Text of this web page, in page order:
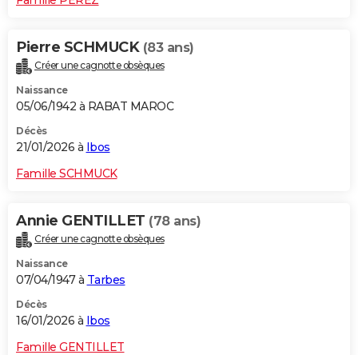
Pierre SCHMUCK (83 ans)
Créer une cagnotte obsèques
Naissance
05/06/1942 à RABAT MAROC
Décès
21/01/2026 à Ibos
Famille SCHMUCK
Annie GENTILLET (78 ans)
Créer une cagnotte obsèques
Naissance
07/04/1947 à Tarbes
Décès
16/01/2026 à Ibos
Famille GENTILLET